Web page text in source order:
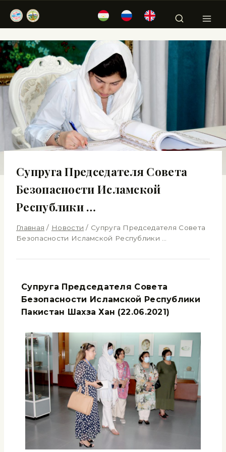
Супруга Председателя Совета
Безопасности Исламской
Республики …
Главная / Новости / Супруга Председателя Совета
Безопасности Исламской Республики …
Супруга Председателя Совета
Безопасности Исламской Республики
Пакистан Шахза Хан (22.06.2021)